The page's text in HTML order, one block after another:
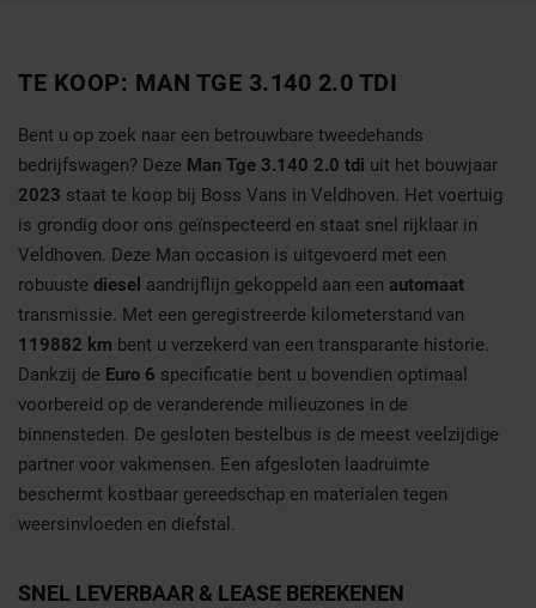
TE KOOP: MAN TGE 3.140 2.0 TDI
Bent u op zoek naar een betrouwbare tweedehands
bedrijfswagen? Deze Man Tge 3.140 2.0 tdi uit het bouwjaar
2023 staat te koop bij Boss Vans in Veldhoven. Het voertuig
is grondig door ons geïnspecteerd en staat snel rijklaar in
Veldhoven. Deze Man occasion is uitgevoerd met een
robuuste diesel aandrijflijn gekoppeld aan een automaat
transmissie. Met een geregistreerde kilometerstand van
119882 km bent u verzekerd van een transparante historie.
Dankzij de Euro 6 specificatie bent u bovendien optimaal
voorbereid op de veranderende milieuzones in de
binnensteden. De gesloten bestelbus is de meest veelzijdige
partner voor vakmensen. Een afgesloten laadruimte
beschermt kostbaar gereedschap en materialen tegen
weersinvloeden en diefstal.
SNEL LEVERBAAR & LEASE BEREKENEN